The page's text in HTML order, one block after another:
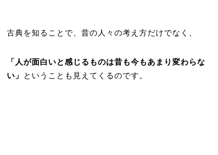
古典を知ることで、昔の人々の考え方だけでなく、
「人が面白いと感じるものは昔も今もあまり変わらな
い」
ということも見えてくるのです。